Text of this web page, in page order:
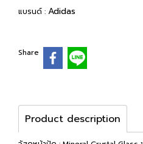
แบรนด์ : Adidas
Share
Product description